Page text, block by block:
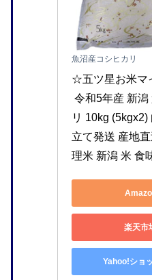
魚沼産コシヒカリ
☆五ツ星お米マ
令和5年産 新潟
リ 10kg
立て発送 産地
理米 新潟 米 食
楽天市
Yahoo!ショ